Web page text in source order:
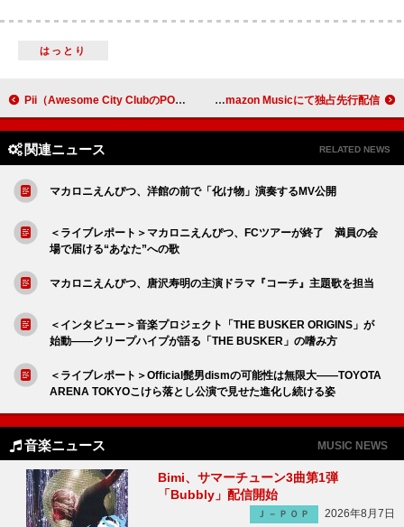
はっとり
Pii（Awesome City ClubのPORIN）、新曲「SPIRITUAL;」配信リリース 中森明菜／椎名林檎ら参加の松田聖子45周年記念トリビュートALをAmazon Musicにて独占先行配信
関連ニュース RELATED NEWS
マカロニえんぴつ、洋館の前で「化け物」演奏するMV公開
＜ライブレポート＞マカロニえんぴつ、FCツアーが終了 満員の会
場で届ける“あなた”への歌
マカロニえんぴつ、唐沢寿明の主演ドラマ『コーチ』主題歌を担当
＜インタビュー＞音楽プロジェクト「THE BUSKER ORIGINS」が
始動――クリープハイプが語る「THE BUSKER」の嗜み方
＜ライブレポート＞Official髭男dismの可能性は無限大――TOYOTA
ARENA TOKYOこけら落とし公演で見せた進化し続ける姿
音楽ニュース MUSIC NEWS
Bimi、サマーチューン3曲第1弾
「Bubbly」配信開始
Ｊ－ＰＯＰ 2026年8月7日